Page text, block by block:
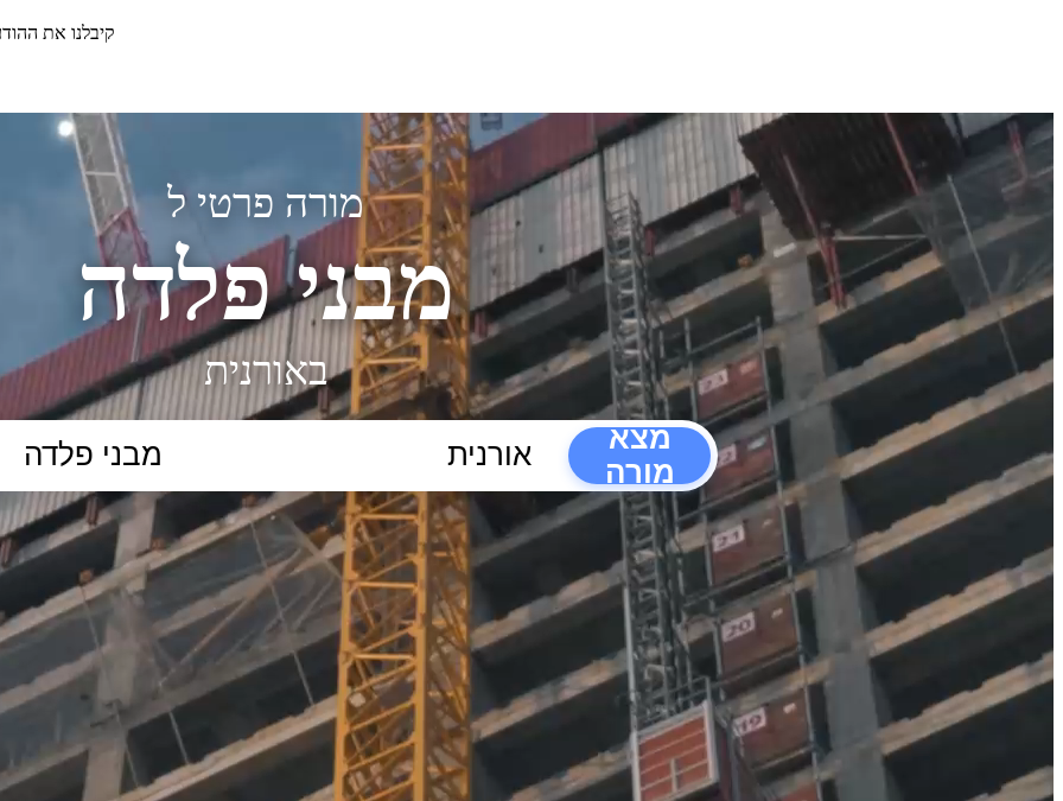
קיבלנו את
מורה פרטי ל
מבני פלדה
באורנית
הקלידו נושא לימוד...
מצא
מורה
ללמוד אונליין
ללמוד
פרונטלי
כל יסודי תיכון השכלה גבוהה הפרעות קשב וריכוז